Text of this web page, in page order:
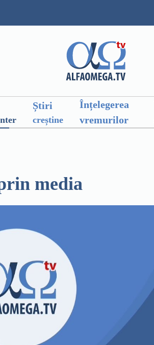
Știri
creștine
Înțelegerea
vremurilor
media